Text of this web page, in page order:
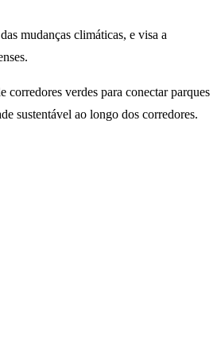
mudanças climáticas, e visa a
verdes para conectar parques
sustentável ao longo dos corredores.